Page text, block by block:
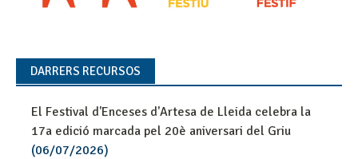
DARRERS RECURSOS
El Festival d'Enceses d'Artesa de Lleida celebra la
17a edició marcada pel 20è aniversari del Griu
(06/07/2026)